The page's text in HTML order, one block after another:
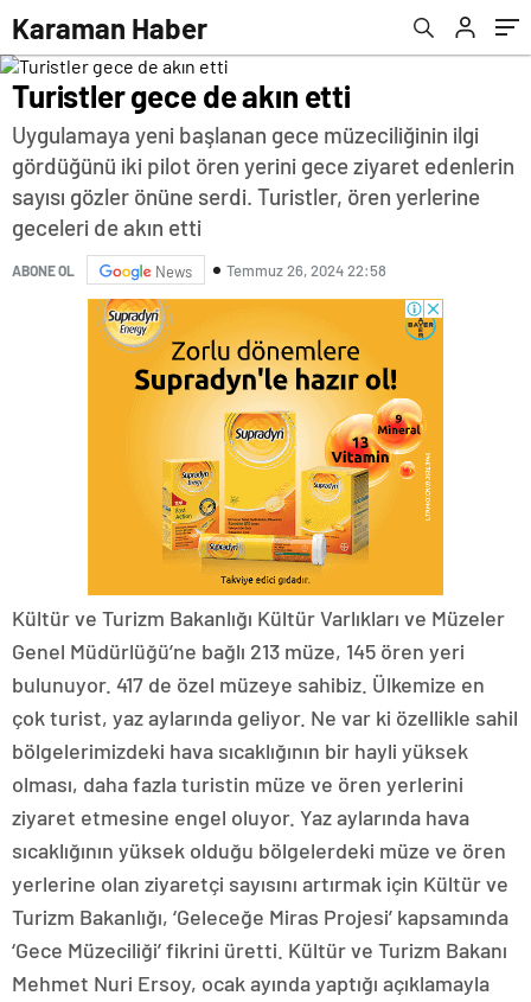
Karaman Haber
Turistler gece de akın etti
Uygulamaya yeni başlanan gece müzeciliğinin ilgi
gördüğünü iki pilot ören yerini gece ziyaret edenlerin
sayısı gözler önüne serdi. Turistler, ören yerlerine
geceleri de akın etti
ABONE OL News Temmuz 26, 2024 22:58
Kültür ve Turizm Bakanlığı Kültür Varlıkları ve Müzeler
Genel Müdürlüğü’ne bağlı 213 müze, 145 ören yeri
bulunuyor. 417 de özel müzeye sahibiz. Ülkemize en
çok turist, yaz aylarında geliyor. Ne var ki özellikle sahil
bölgelerimizdeki hava sıcaklığının bir hayli yüksek
olması, daha fazla turistin müze ve ören yerlerini
ziyaret etmesine engel oluyor. Yaz aylarında hava
sıcaklığının yüksek olduğu bölgelerdeki müze ve ören
yerlerine olan ziyaretçi sayısını artırmak için Kültür ve
Turizm Bakanlığı, ‘Geleceğe Miras Projesi’ kapsamında
‘Gece Müzeciliği’ fikrini üretti. Kültür ve Turizm Bakanı
Mehmet Nuri Ersoy, ocak ayında yaptığı açıklamayla